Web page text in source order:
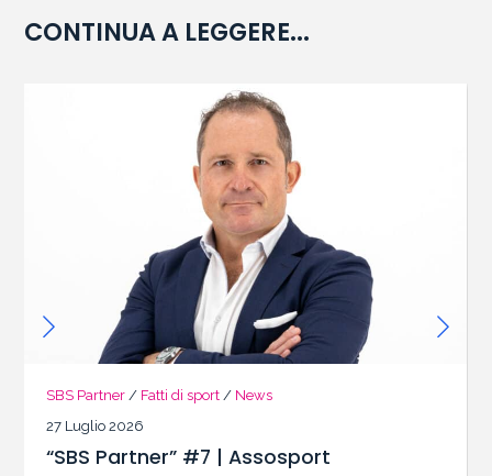
CONTINUA A LEGGERE...
SBS Partner / Fatti di sport / News
27 Luglio 2026
“SBS Partner” #7 | Assosport